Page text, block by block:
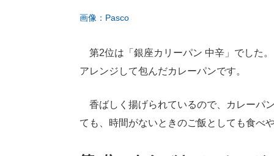
画像：Pasco
第2位は「銀座カリーパン 中辛」でした
アレンジして包んだカレーパンです。
香ばしく揚げられているので、カレーパ
ても、時間がないときのご飯としても食べ